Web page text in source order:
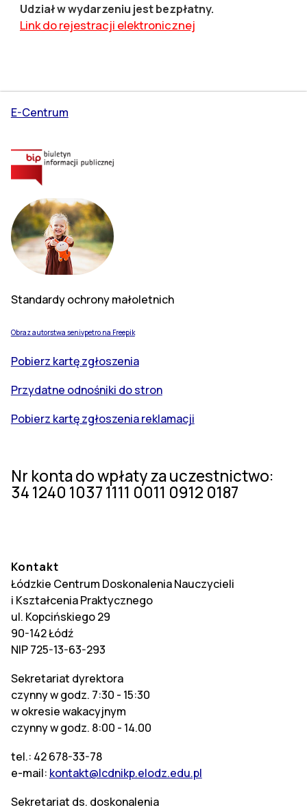
Udział w wydarzeniu jest bezpłatny.
Link do rejestracji elektronicznej
E-Centrum
Standardy ochrony małoletnich
Obraz autorstwa senivpetro na Freepik
Pobierz kartę zgłoszenia
Przydatne odnośniki do stron
Pobierz kartę zgłoszenia reklamacji
Nr konta do wpłaty za uczestnictwo:
34 1240 1037 1111 0011 0912 0187
Kontakt
Łódzkie Centrum Doskonalenia Nauczycieli
i Kształcenia Praktycznego
ul. Kopcińskiego 29
90-142 Łódź
NIP 725-13-63-293
Sekretariat dyrektora
czynny w godz. 7:30 - 15:30
w okresie wakacyjnym
czynny w godz. 8:00 - 14.00
tel.: 42 678-33-78
e-mail: kontakt@lcdnikp.elodz.edu.pl
Sekretariat ds. doskonalenia